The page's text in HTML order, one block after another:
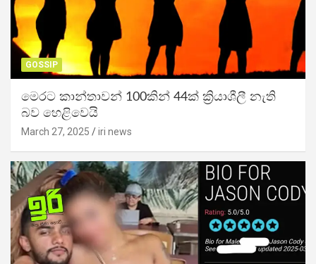
GOSSIP
මෙරට කාන්තාවන් 100කින් 44ක් ක්‍රියාශීලී නැති
බව හෙළිවෙයි
March 27, 2025 iri news